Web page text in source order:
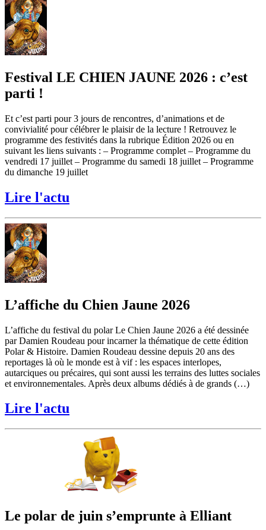
Festival LE CHIEN JAUNE 2026 : c’est
parti !
Et c’est parti pour 3 jours de rencontres, d’animations et de
convivialité pour célébrer le plaisir de la lecture ! Retrouvez le
programme des festivités dans la rubrique Édition 2026 ou en
suivant les liens suivants : – Programme complet – Programme du
vendredi 17 juillet – Programme du samedi 18 juillet – Programme
du dimanche 19 juillet
Lire l'actu
L’affiche du Chien Jaune 2026
L’affiche du festival du polar Le Chien Jaune 2026 a été dessinée
par Damien Roudeau pour incarner la thématique de cette édition
Polar & Histoire. Damien Roudeau dessine depuis 20 ans des
reportages là où le monde est à vif : les espaces interlopes,
autarciques ou précaires, qui sont aussi les terrains des luttes sociales
et environnementales. Après deux albums dédiés à de grands (…)
Lire l'actu
Le polar de juin s’emprunte à Elliant